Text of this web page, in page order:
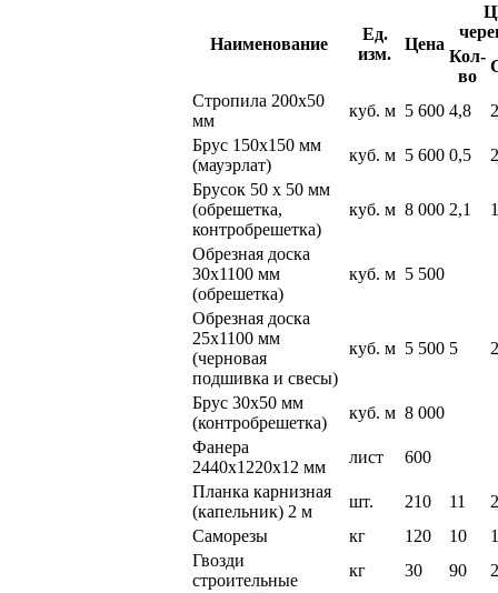
Наименование
Ед.
изм.
Цена
Кол-
во
Стропила 200х50
мм
куб. м 5 600 4,8
Брус 150х150 мм
(мауэрлат)
куб. м 5 600 0,5
Брусок 50 х 50 мм
(обрешетка,
контробрешетка)
куб. м 8 000 2,1
Обрезная доска
30х1100 мм
(обрешетка)
куб. м 5 500
Обрезная доска
25х1100 мм
(черновая
подшивка и свесы)
куб. м 5 500 5
Брус 30х50 мм
(контробрешетка)
куб. м 8 000
Фанера
2440х1220х12 мм
лист
600
Планка карнизная
(капельник) 2 м
шт. 210 11
Саморезы
кг 120 10
Гвозди
строительные
кг 30 90